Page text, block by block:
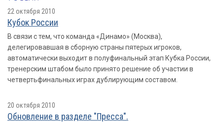
22 октября 2010
Кубок России
В связи с тем, что команда «Динамо» (Москва),
делегировавшая в сборную страны пятерых игроков,
автоматически выходит в полуфинальный этап Кубка России,
тренерским штабом было принято решение об участии в
четвертьфинальных играх дублирующим составом.
20 октября 2010
Обновление в разделе "Пресса".